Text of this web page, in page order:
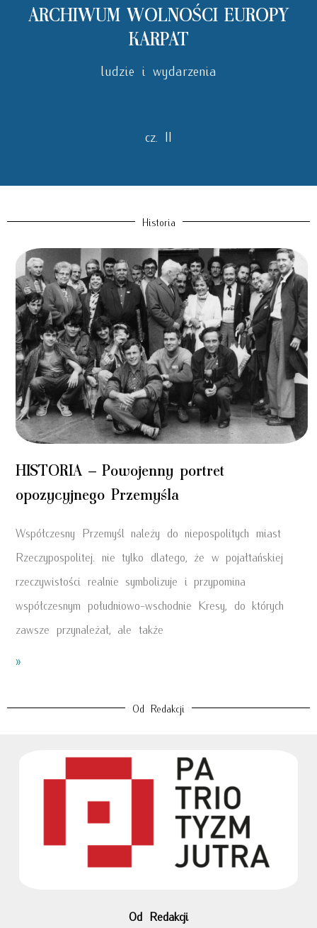
ARCHIWUM WOLNOŚCI EUROPY
KARPAT
ludzie i wydarzenia
cz. II
Historia
HISTORIA – Powojenny portret
opozycyjnego Przemyśla
Współczesny Przemyśl należy do niepospolitych miast
Rzeczypospolitej. nie tylko dlatego, że w pojałtańskiej
rzeczywistości realnie symbolizuje i przypomina
współczesnym południowo-wschodnie Kresy, do których
zawsze przynależał, ale także
»
Od Redakcji
Od Redakcji